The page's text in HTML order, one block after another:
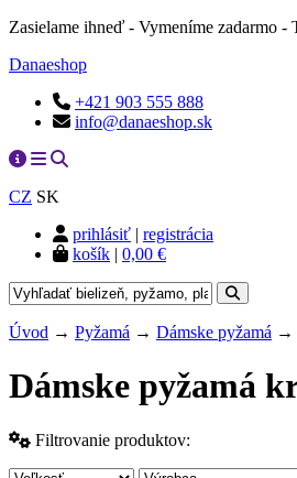
Zasielame ihneď - Vymeníme zadarmo
Danaeshop
+421 903 555 888
info@danaeshop.sk
CZ SK
prihlásiť | registrácia
košík | 0,00 €
Úvod → Pyžamá → Dámske pyžamá →
Dámske pyžamá
Filtrovanie produktov: